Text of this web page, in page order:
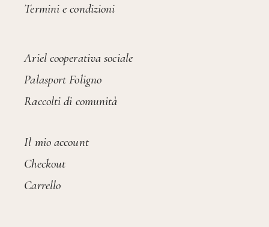
Termini e condizioni
Ariel cooperativa sociale
Palasport Foligno
Raccolti di comunità
Il mio account
Checkout
Carrello